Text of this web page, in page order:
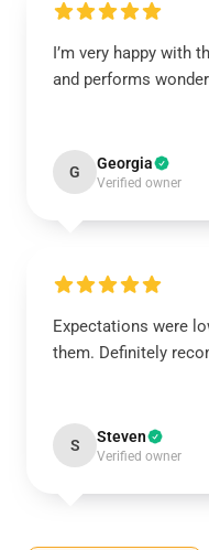
I’m very happy with
and performs
G Georgia
Verified owner
Expectations were
them. Definitely
S Steven
Verified owner